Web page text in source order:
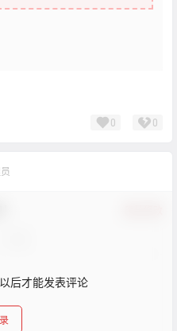
0 0
后才能发表评论